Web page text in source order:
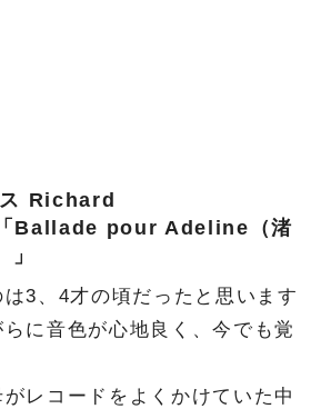
Richard
Ballade pour Adeline（渚
3、4才の頃だったと思います
に音色が心地良く、今でも覚
レコードをよくかけていた中